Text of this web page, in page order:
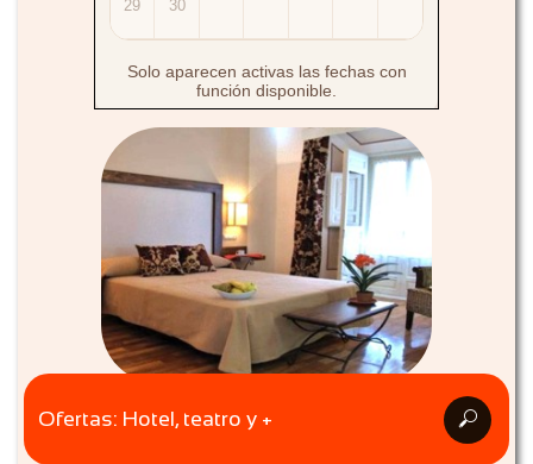
Ofertas: Hotel, teatro y + 